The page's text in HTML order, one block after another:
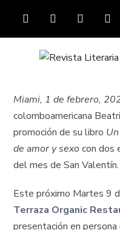
FACEBOOKTWITTERINSTAGRAM
Miami, 1 de febrero,
colomboamericana
promoción de su libro
de amor y sexocon dos
del mes de San Valentín.
Este próximo Martes 9
Terraza Organic
presentación en